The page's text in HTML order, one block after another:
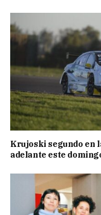
Krujoski segundo en
adelante este